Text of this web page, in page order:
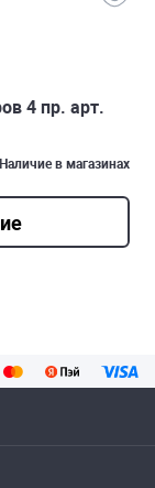
4 пр. арт.
Наличие в магазинах